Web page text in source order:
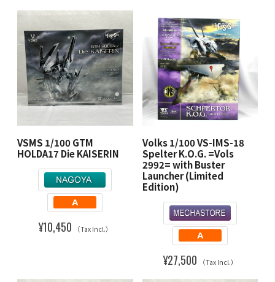
VSMS 1/100 GTM
HOLDA17 Die KAISERIN
¥10,450 （Tax Incl.）
Volks 1/100 VS-IMS-18
Spelter K.O.G. =Vols
2992= with Buster
Launcher (Limited
Edition)
¥27,500 （Tax Incl.）